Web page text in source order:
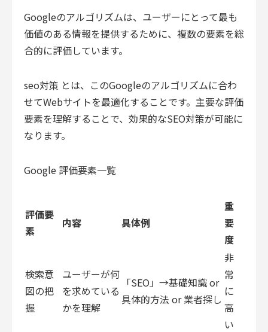
Googleのアルゴリズムは、ユーザーにとって最も
価値のある情報を提供するために、複数の要素を総
合的に評価しています。
seo対策 とは、このGoogleのアルゴリズムに合わ
せてWebサイトを最適化することです。主要な評価
要素を理解することで、効果的なSEO対策が可能に
なります。
Google 評価要素一覧
評価要
素
内容 具体例
重
要
度
検索意
図の把
握
ユーザーが何
を求めている
かを理解
「SEO」→基礎知識 or
具体的方法 or 業者探し
非
常
に
高
い